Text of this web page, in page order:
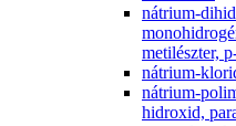
nátrium-
metilészter,
nátrium-
nátrium-
hidroxid,